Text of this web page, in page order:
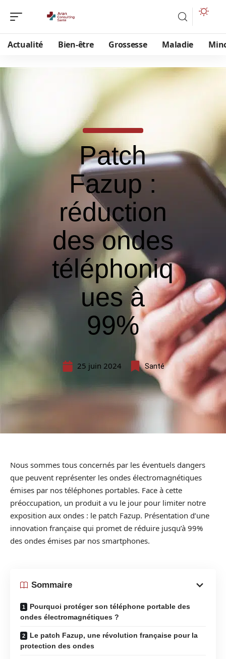
Actualité Bien-être Grossesse Maladie
Patch
Fazup :
réduction
des ondes
téléphoniq
ues à
99%
25 juin 2024 Santé
Nous sommes tous concernés par les éventuels dangers
que peuvent représenter les ondes électromagnétiques
émises par nos téléphones portables. Face à cette
préoccupation, un produit a vu le jour pour limiter notre
exposition aux ondes : le patch Fazup. Présentation d’une
innovation française qui promet de réduire jusqu’à 99%
des ondes émises par nos smartphones.
Sommaire
Pourquoi protéger son téléphone portable des
ondes électromagnétiques ?
Le patch Fazup, une révolution française pour la
protection des ondes